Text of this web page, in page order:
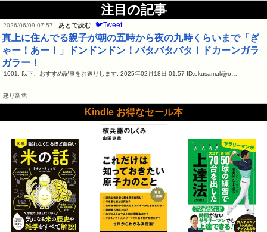
注目の記事
2026/06/09 07:57 あとで読む 🐦Tweet
真上に住んでる親子が朝の五時から夜の九時くらいまで「ぎ
ゃー！あー！」ドンドンドン！バタバタバタ！ドカーンガラ
ガラー！
1001: 以下、おすすめ記事をお送りします: 2025年02月18日 01:57 ID:okusamakijyo…
怒り新党
Kindle お得なセール本